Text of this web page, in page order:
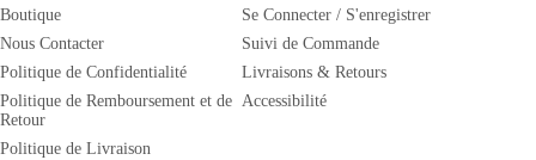
Boutique
Nous Contacter
Politique de Confidentialité
Politique de Remboursement et de
Retour
Politique de Livraison
Se Connecter / S'enregistrer
Suivi de Commande
Livraisons & Retours
Accessibilité